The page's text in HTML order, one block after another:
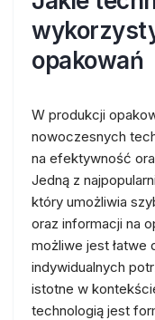
opakowań
W produkcji
nowoczesnych
na efektywność
Jedną z
który umożliwia
oraz informacji na
możliwe jest łatwe
indywidualnych
istotne w
technologią jest